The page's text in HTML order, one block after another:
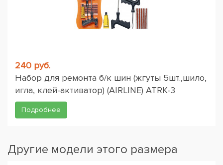
240 руб.
Набор для ремонта б/к шин (жгуты 5шт.,шило,
игла, клей-активатор) (AIRLINE) ATRK-3
Подробнее
Другие модели этого размера